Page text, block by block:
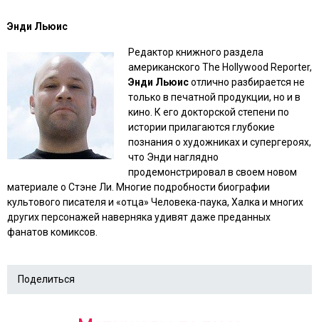
Энди Льюис
Редактор книжного раздела
американского The Hollywood Reporter,
Энди Льюисотлично разбирается не
только в печатной продукции, но и в
кино. К его докторской степени по
истории прилагаются глубокие
познания о художниках и супергероях,
что Энди наглядно
продемонстрировал в своем новом
материале о Стэне Ли. Многие подробности биографии
культового писателя и «отца» Человека-паука, Халка и многих
других персонажей наверняка удивят даже преданных
фанатов комиксов.
Поделиться